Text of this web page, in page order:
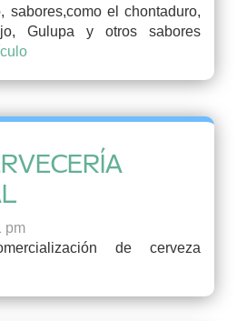
sabores,como el chontaduro,
Gulupa y otros sabores
pm
de cerveza